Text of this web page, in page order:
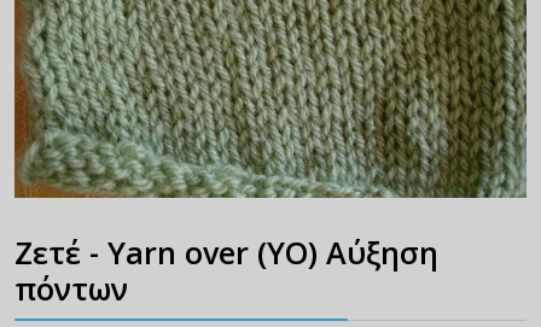
Ζετέ - Yarn over (YO) Αύξηση
πόντων